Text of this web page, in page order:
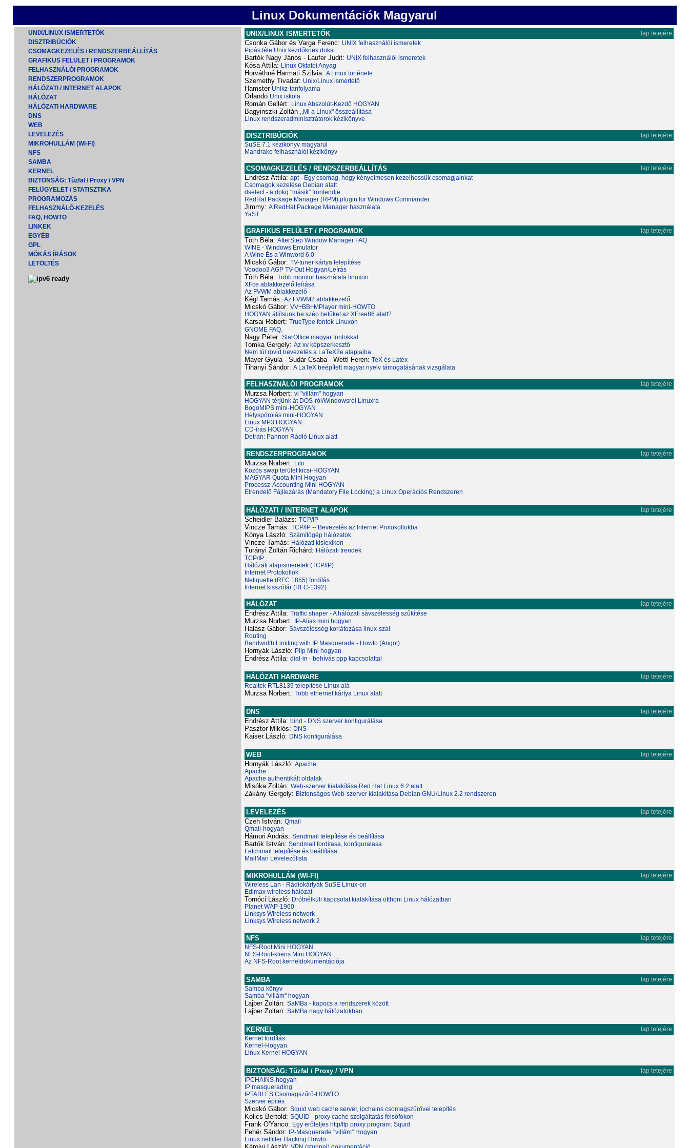
Linux Dokumentációk Magyarul
UNIX/LINUX ISMERTETŐK
DISZTRIBÚCIÓK
CSOMAGKEZELÉS / RENDSZERBEÁLLÍTÁS
GRAFIKUS FELÜLET / PROGRAMOK
FELHASZNÁLÓI PROGRAMOK
RENDSZERPROGRAMOK
HÁLÓZATI / INTERNET ALAPOK
HÁLÓZAT
HÁLÓZATI HARDWARE
DNS
WEB
LEVELEZÉS
MIKROHULLÁM (WI-FI)
NFS
SAMBA
KERNEL
BIZTONSÁG: Tűzfal / Proxy / VPN
FELÜGYELET / STATISZTIKA
PROGRAMOZÁS
FELHASZNÁLÓ-KEZELÉS
FAQ, HOWTO
LINKEK
EGYÉB
GPL
MÓKÁS ÍRÁSOK
LETÖLTÉS
UNIX/LINUX ISMERTETŐK lap tetejére
Csonka Gábor és Varga Ferenc: UNIX felhasználói ismeretek
Pipás féle Unix kezdőknek doksi
Bartók Nagy János - Laufer Judit: UNIX felhasználói ismeretek
Kósa Attila: Linux Oktatói Anyag
Horváthné Harmati Szilvia: A Linux története
Szemethy Tivadar: Unix/Linux ismertető
Hamster Unikz-tanfolyama
Orlando Unix iskola
Román Gellért: Linux Abszolút-Kezdő HOGYAN
Bagyinszki Zoltán ,,Mi a Linux'' összeállítása
Linux rendszeradminisztrátorok kézikönyve
DISZTRIBÚCIÓK
lap tetejére
SuSE 7.1 kézikönyv magyarul
Mandrake felhasználói kézikönyv
CSOMAGKEZELÉS / RENDSZERBEÁLLÍTÁS lap tetejére
Endrész Attila: apt - Egy csomag, hogy kényelmesen kezelhessük csomagjainkat
Csomagok kezelése Debian alatt
dselect - a dpkg "másik" frontendje
RedHat Package Manager (RPM) plugin for Windows Commander
Jimmy: A RedHat Package Manager használata
YaST
GRAFIKUS FELÜLET / PROGRAMOK lap tetejére
Tóth Béla: AfterStep Window Manager FAQ
WINE - Windows Emulator
A Wine És a Winword 6.0
Micskó Gábor: TV-tuner kártya telepítése
Voodoo3 AGP TV-Out Hogyan/Leírás
Tóth Béla: Több monitor használata linuxon
XFce ablakkezelő leírása
Az FVWM ablakkezelő
Kégl Tamás: Az FVWM2 ablakkezelő
Micskó Gábor: VV+BB+MPlayer mini-HOWTO
HOGYAN állítsunk be szép betűket az XFree86 alatt?
Karsai Robert: TrueType fontok Linuxon
GNOME FAQ.
Nagy Péter: StarOffice magyar fontokkal
Tomka Gergely: Az xv képszerkesztő
Nem túl rövid bevezetés a LaTeX2e alapjaiba
Mayer Gyula - Sudár Csaba - Wettl Feren: TeX és Latex
Tihanyi Sándor: A LaTeX beépített magyar nyelv támogatásának vizsgálata
FELHASZNÁLÓI PROGRAMOK lap tetejére
Murzsa Norbert: vi "villám" hogyan
HOGYAN térjünk át DOS-ról/Windowsról Linuxra
BogoMIPS mini-HOGYAN
Helyspórolás mini-HOGYAN
Linux MP3 HOGYAN
CD-írás HOGYAN
Detran: Pannon Rádió Linux alatt
RENDSZERPROGRAMOK lap tetejére
Murzsa Norbert: Lilo
Közös swap terület kicsi-HOGYAN
MAGYAR Quota Mini Hogyan
Processz-Accounting Mini HOGYAN
Elrendelő Fájllezárás (Mandatory File Locking) a Linux Operációs Rendszeren
HÁLÓZATI / INTERNET ALAPOK lap tetejére
Scheidler Balázs: TCP/IP
Vincze Tamás: TCP/IP -- Bevezetés az Internet Protokollokba
Kónya László: Számítógép hálózatok
Vincze Tamás: Hálózati kislexikon
Turányi Zoltán Richárd: Hálózati trendek
TCP/IP
Hálózati alapismeretek (TCP/IP)
Internet Protokollok
Netiquette (RFC 1855) fordítás.
Internet kisszótár (RFC-1392)
HÁLÓZAT lap tetejére
Endrész Attila: Traffic shaper - A hálózati sávszélesség szűkítése
Murzsa Norbert: IP-Alias mini hogyan
Halász Gábor: Sávszélesség korlátozása linux-szal
Routing
Bandwidth Limiting with IP Masquerade - Howto (Angol)
Hornyák László: Plip Mini hogyan
Endrész Attila: dial-in - behívás ppp kapcsolattal
HÁLÓZATI HARDWARE
lap tetejére
Realtek RTL8139 telepítése Linux alá
Murzsa Norbert: Több ethernet kártya Linux alatt
DNS lap tetejére
Endrész Attila: bind - DNS szerver konfigurálása
Pásztor Miklós: DNS
Kaiser László: DNS konfigurálása
WEB lap tetejére
Hornyák László: Apache
Apache
Apache authentikált oldalak
Misóka Zoltán: Web-szerver kialakítása Red Hat Linux 6.2 alatt
Zákány Gergely: Biztonságos Web-szerver kialakítása Debian GNU/Linux 2.2 rendszeren
LEVELEZÉS lap tetejére
Czeh István: Qmail
Qmail-hogyan
Hámori András: Sendmail telepítése és beállítása
Bartók István: Sendmail forditasa, konfiguralasa
Fetchmail telepítése és beállítása
MailMan Levelezőlista
MIKROHULLÁM (WI-FI)
lap tetejére
Wireless Lan - Rádiókártyák SuSE Linux-on
Edimax wireless hálózat
Tornóci László: Drótnélküli kapcsolat kialakítása otthoni Linux hálózatban
Planet WAP-1960
Linksys Wireless network
Linksys Wireless network 2
NFS
lap tetejére
NFS-Root Mini HOGYAN
NFS-Root-kliens Mini HOGYAN
Az NFS-Root kerneldokumentációja
SAMBA
lap tetejére
Samba könyv
Samba "villám" hogyan
Lajber Zoltán: SaMBa - kapocs a rendszerek között
Lajber Zoltan: SaMBa nagy hálózatokban
KERNEL
lap tetejére
Kernel fordítás
Kernel-Hogyan
Linux Kernel HOGYAN
BIZTONSÁG: Tűzfal / Proxy / VPN
lap tetejére
IPCHAINS-hogyan
IP masquerading
IPTABLES Csomagszűrő-HOWTO
Szerver építés
Micskó Gábor: Squid web cache server, ipchains csomagszűrővel telepítés
Kolics Bertold: SQUID - proxy cache szolgáltatás felsőfokon
Frank O'Yanco: Egy erőteljes http/ftp proxy program: Squid
Fehér Sándor:
IP-Masquerade "villám" Hogyan
Linux netfilter Hacking Howto